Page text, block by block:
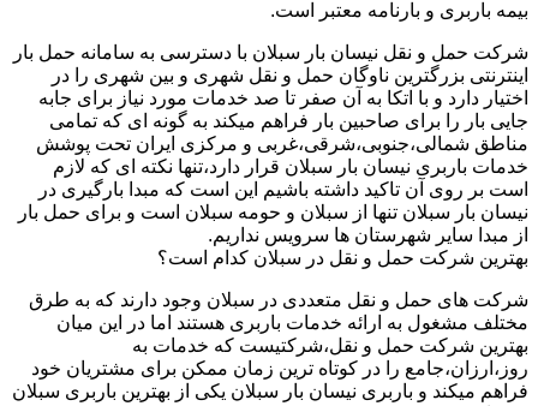
بیمه باربری و بارنامه معتبر است.
شرکت حمل و نقل نیسان بار سبلان با دسترسی به سامانه حمل بار
اینترنتی بزرگترین ناوگان حمل و نقل شهری و بین شهری را در
اختیار دارد و با اتکا به آن صفر تا صد خدمات مورد نیاز برای جابه
جایی بار را برای صاحبین بار فراهم میکند به گونه ای که تمامی
مناطق شمالی،جنوبی،شرقی،غربی و مرکزی ایران تحت پوشش
خدمات باربری نیسان بار سبلان قرار دارد،تنها نکته ای که لازم
است بر روی آن تاکید داشته باشیم این است که مبدا بارگیری در
نیسان بار سبلان تنها از سبلان و حومه سبلان است و برای حمل بار
از مبدا سایر شهرستان ها سرویس نداریم.
بهترین شرکت حمل و نقل در سبلان کدام است؟
شرکت های حمل و نقل متعددی در سبلان وجود دارند که به طرق
مختلف مشغول به ارائه خدمات باربری هستند اما در این میان
بهترین شرکت حمل و نقل،شرکتیست که خدمات به
روز،ارزان،جامع را در کوتاه ترین زمان ممکن برای مشتریان خود
فراهم میکند و باربری نیسان بار سبلان یکی از بهترین باربری سبلان